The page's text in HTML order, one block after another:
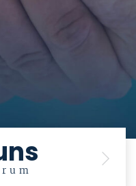
Next